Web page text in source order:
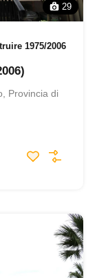
29
1975/2006
Provincia di